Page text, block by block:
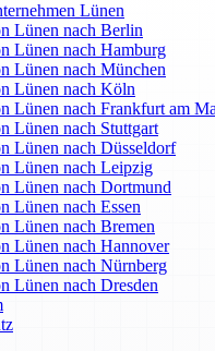
Lünen
Lünen nach Berlin
Lünen nach Hamburg
Lünen nach München
Lünen nach Köln
Lünen nach Frankfurt am
Lünen nach Stuttgart
Lünen nach Düsseldorf
Lünen nach Leipzig
Lünen nach Dortmund
Lünen nach Essen
Lünen nach Bremen
Lünen nach Hannover
Lünen nach Nürnberg
Lünen nach Dresden